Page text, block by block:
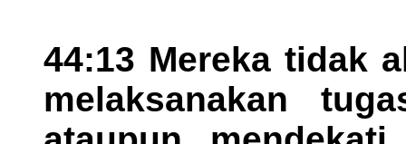
44:13 Mereka tidak
melaksanakan